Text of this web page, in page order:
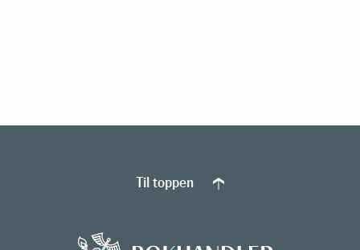
Til toppen